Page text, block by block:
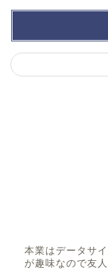
本業はデータサ
が趣味なので友